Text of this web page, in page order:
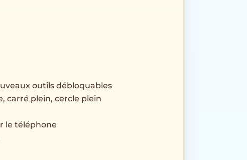
outils débloquables
carré plein, cercle plein
le téléphone